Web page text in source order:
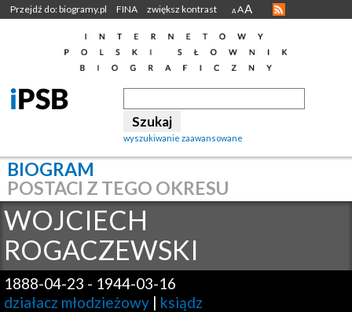
Przejdź do: biogramy.pl FINA zwiększ kontrast A AA
wyszukiwanie zaawansowane
BIOGRAM
POSTACI Z TEGO OKRESU
WOJCIECH
ROGACZEWSKI
1888-04-23 - 1944-03-16
działacz młodzieżowy | ksiądz